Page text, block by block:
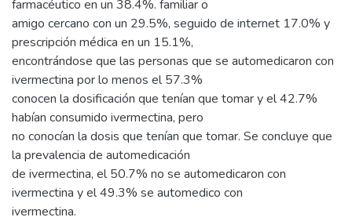
farmacéutico en un 38.4%. familiar o
amigo cercano con un 29.5%, seguido de internet 17.0% y
prescripción médica en un 15.1%,
encontrándose que las personas que se automedicaron con
ivermectina por lo menos el 57.3%
conocen la dosificación que tenían que tomar y el 42.7%
habían consumido ivermectina, pero
no conocían la dosis que tenían que tomar. Se concluye que
la prevalencia de automedicación
de ivermectina, el 50.7% no se automedicaron con
ivermectina y el 49.3% se automedico con
ivermectina.